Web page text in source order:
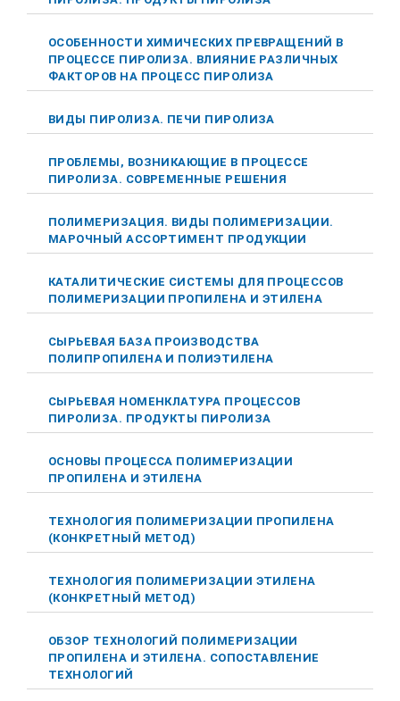
ОСОБЕННОСТИ ХИМИЧЕСКИХ ПРЕВРАЩЕНИЙ В
ПРОЦЕССЕ ПИРОЛИЗА. ВЛИЯНИЕ РАЗЛИЧНЫХ
ФАКТОРОВ НА ПРОЦЕСС ПИРОЛИЗА
ВИДЫ ПИРОЛИЗА. ПЕЧИ ПИРОЛИЗА
ПРОБЛЕМЫ, ВОЗНИКАЮЩИЕ В ПРОЦЕССЕ
ПИРОЛИЗА. СОВРЕМЕННЫЕ РЕШЕНИЯ
ПОЛИМЕРИЗАЦИЯ. ВИДЫ ПОЛИМЕРИЗАЦИИ.
МАРОЧНЫЙ АССОРТИМЕНТ ПРОДУКЦИИ
КАТАЛИТИЧЕСКИЕ СИСТЕМЫ ДЛЯ ПРОЦЕССОВ
ПОЛИМЕРИЗАЦИИ ПРОПИЛЕНА И ЭТИЛЕНА
СЫРЬЕВАЯ БАЗА ПРОИЗВОДСТВА
ПОЛИПРОПИЛЕНА И ПОЛИЭТИЛЕНА
СЫРЬЕВАЯ НОМЕНКЛАТУРА ПРОЦЕССОВ
ПИРОЛИЗА. ПРОДУКТЫ ПИРОЛИЗА
ОСНОВЫ ПРОЦЕССА ПОЛИМЕРИЗАЦИИ
ПРОПИЛЕНА И ЭТИЛЕНА
ТЕХНОЛОГИЯ ПОЛИМЕРИЗАЦИИ ПРОПИЛЕНА
(КОНКРЕТНЫЙ МЕТОД)
ТЕХНОЛОГИЯ ПОЛИМЕРИЗАЦИИ ЭТИЛЕНА
(КОНКРЕТНЫЙ МЕТОД)
ОБЗОР ТЕХНОЛОГИЙ ПОЛИМЕРИЗАЦИИ
ПРОПИЛЕНА И ЭТИЛЕНА. СОПОСТАВЛЕНИЕ
ТЕХНОЛОГИЙ